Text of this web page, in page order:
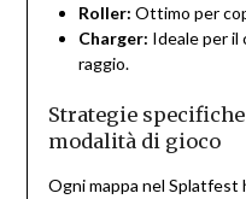
Roller: Ottimo per
Charger: Ideale per il
raggio.
Strategie
modalità di gioco
Ogni mappa nel